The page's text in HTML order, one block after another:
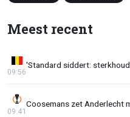
Meest recent
'Standard siddert:
09:56
Coosemans zet Anderlecht
09:41